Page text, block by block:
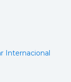
Internacional